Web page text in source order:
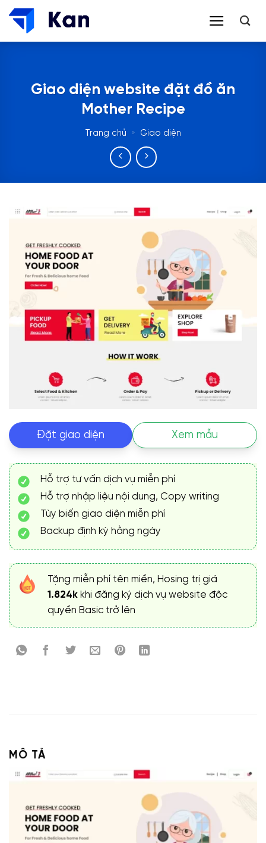
Bỏ
qua
nội
Giao diện website đặt đồ ăn
Mother Recipe
Trang chủ » Giao diện
Đặt giao diện Xem mẫu
Hỗ trợ tư vấn dịch vụ miễn phí
Hỗ trợ nhập liệu nội dung, Copy writing
Tùy biến giao diện miễn phí
Backup định kỳ hằng ngày
Tặng miễn phí tên miền, Hosing trị giá
1.824k khi đăng ký dịch vụ website độc
quyền Basic trở lên
MÔ TẢ